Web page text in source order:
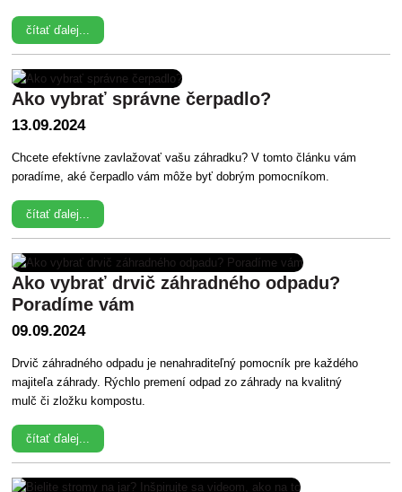
čítať ďalej...
Ako vybrať správne čerpadlo?
13.09.2024
Chcete efektívne zavlažovať vašu záhradku? V tomto článku vám
poradíme, aké čerpadlo vám môže byť dobrým pomocníkom.
čítať ďalej...
Ako vybrať drvič záhradného odpadu?
Poradíme vám
09.09.2024
Drvič záhradného odpadu je nenahraditeľný pomocník pre každého
majiteľa záhrady. Rýchlo premení odpad zo záhrady na kvalitný
mulč či zložku kompostu.
čítať ďalej...